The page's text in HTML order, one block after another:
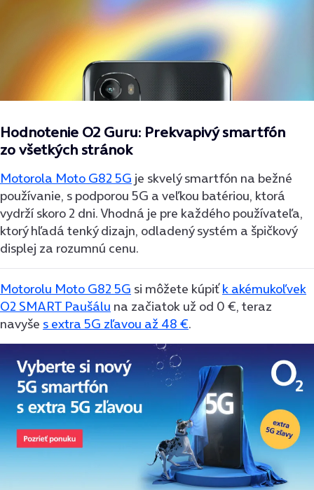
Hodnotenie O2 Guru: Prekvapivý smartfón
zo všetkých stránok
Motorola Moto G82 5G je skvelý smartfón na bežné
používanie, s podporou 5G a veľkou batériou, ktorá
vydrží skoro 2 dni. Vhodná je pre každého používateľa,
ktorý hľadá tenký dizajn, odladený systém a špičkový
displej za rozumnú cenu.
Motorolu Moto G82 5G si môžete kúpiťk akémukoľvek
O2 SMART Paušálu na začiatok už od 0 €, teraz
navyše s extra 5G zľavou až 48 €.